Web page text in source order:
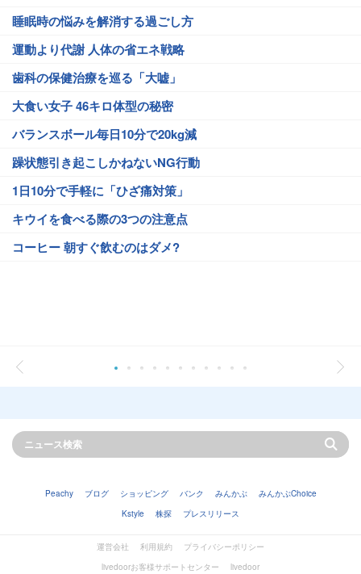
睡眠時の悩みを解消する過ごし方
運動より代謝 人体の省エネ戦略
歯科の保健治療を巡る「大嘘」
大食い女子 46キロ体型の秘密
バランスボール毎日10分で20kg減
躁状態引き起こしかねないNG行動
1日10分で手軽に「ひざ痛対策」
キウイを食べる際の3つの注意点
コーヒー 朝すぐ飲むのはダメ?
Peachy ブログ ショッピング バンク みんかぶ
みんかぶChoice
Kstyle
株探 プレスリリース
運営会社 利用規約
プライバシーポリシー
livedoorお客様サポートセンター
livedoor